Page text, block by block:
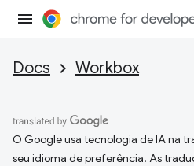
Docs Workbox
O Google usa tecnologia de IA na
seu idioma de preferência. As